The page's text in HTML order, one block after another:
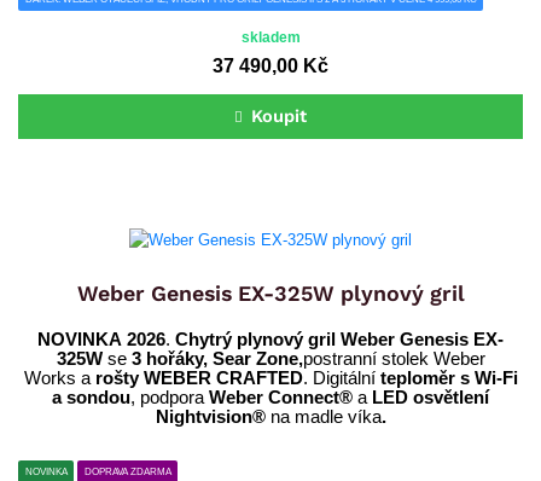
skladem
37 490,00 Kč
Koupit
Weber Genesis EX-325W plynový gril
NOVINKA 2026. Chytrý plynový gril Weber Genesis EX-
325Wse 3 hořáky, Sear Zone,postranní stolek Weber
Works a rošty WEBER CRAFTED. Digitálníteploměr s Wi-Fi
a sondou, podpora Weber Connect® a LED osvětlení
Nightvision® na madle víka.
NOVINKA DOPRAVA ZDARMA